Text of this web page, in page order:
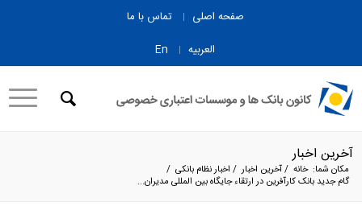
صفحه اصلی
تماس با ما
العربیه
En
آخرین اخبار
مکان شما: خانه /آخرین اخبار / اخبار نظام بانکی /
گام جدید بانک کارآفرین در ارتقاء جایگاه بین المللی مدیران...